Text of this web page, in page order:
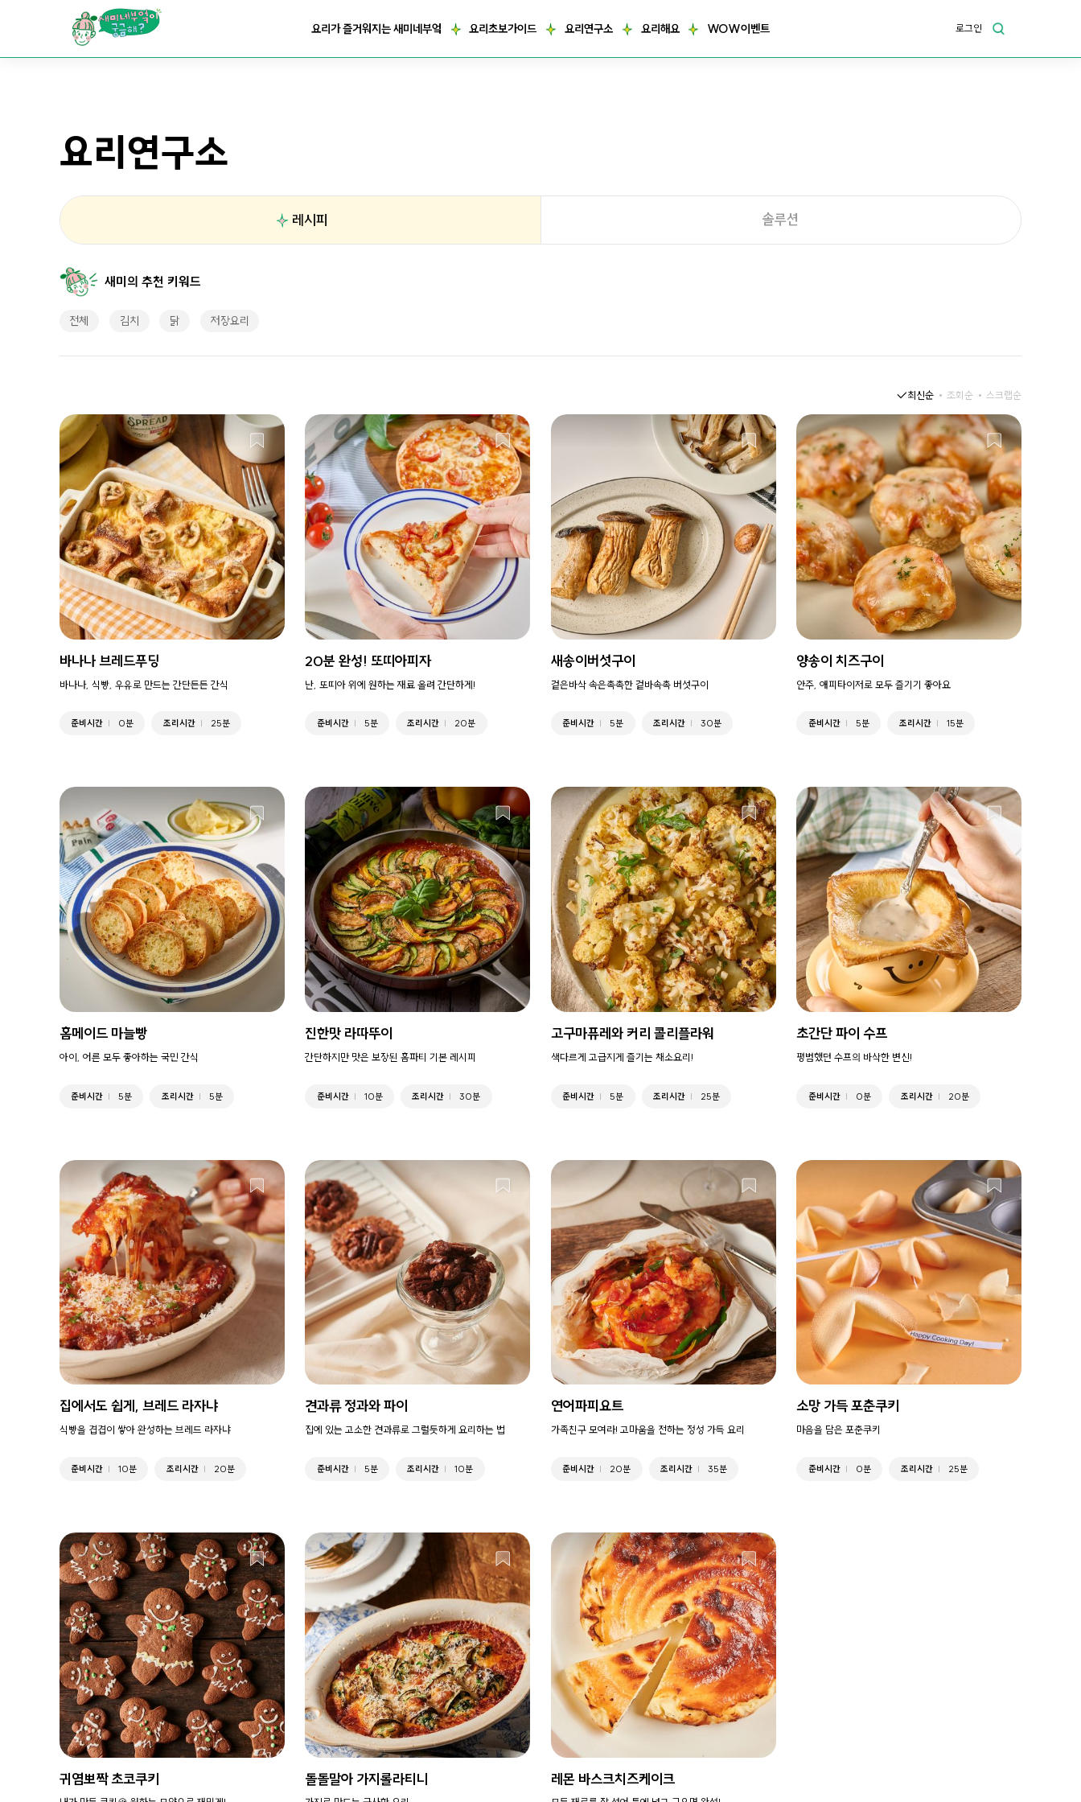
요리가쉬워지는
요리가 즐거워지는 새미네부엌 요리초보가이드 요리연구소 요리해요 WOW이벤트 로그인
요리연구소
레시피 솔루션
새미의 추천 키워드
전체 김치 닭 저장요리
최신순 조회순 스크랩순
바나나 브레드푸딩
바나나, 식빵, 우유로 만드는 간단든든 간식
준비시간 0분 조리시간 25분
20분 완성! 또띠아피자
난, 또띠아 위에 원하는 재료 올려 간단하게!
준비시간 5분 조리시간 20분
새송이버섯구이
겉은바삭 속은촉촉한 겉바속촉 버섯구이
준비시간 5분 조리시간 30분
양송이 치즈구이
안주, 애피타이저로 모두 즐기기 좋아요
준비시간 5분 조리시간 15분
홈메이드 마늘빵
아이, 어른 모두 좋아하는 국민 간식
준비시간 5분 조리시간 5분
진한맛 라따뚜이
간단하지만 맛은 보장된 홈파티 기본 레시피
준비시간 10분 조리시간 30분
고구마퓨레와 커리 콜리플라워
색다르게 고급지게 즐기는 채소요리!
준비시간 5분 조리시간 25분
초간단 파이 수프
평범했던 수프의 바삭한 변신!
준비시간 0분 조리시간 20분
집에서도 쉽게, 브레드 라자냐
식빵을 겹겹이 쌓아 완성하는 브레드 라자냐
준비시간 10분 조리시간 20분
견과류 정과와 파이
집에 있는 고소한 견과류로 그럴듯하게 요리하는 법
준비시간 5분 조리시간 10분
연어파피요트​
가족친구 모여라! 고마움을 전하는 정성 가득 요리
준비시간 20분 조리시간 35분
소망 가득 포춘쿠키
마음을 담은 포춘쿠키
준비시간 0분 조리시간 25분
귀염뽀짝 초코쿠키 돌돌말아 가지롤라티니 레몬 바스크치즈케이크